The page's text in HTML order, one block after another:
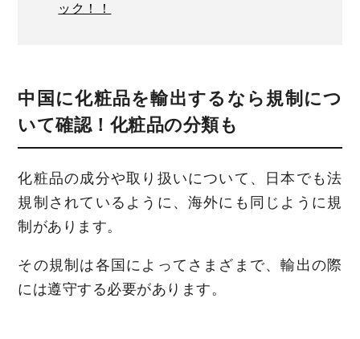
ック！！
中国に化粧品を輸出するなら規制につ
いて確認！化粧品の分類も
化粧品の成分や取り扱いについて、日本でも法
規制されているように、海外にも同じように規
制があります。
その規制は各国によってさまざまで、輸出の際
には遵守する必要があります。